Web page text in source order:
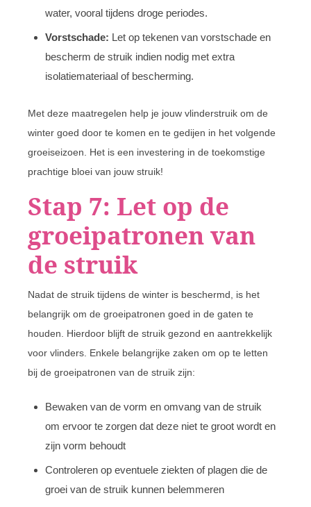
water, vooral tijdens droge periodes.
Vorstschade: Let op tekenen van vorstschade en
bescherm de struik indien nodig met extra
isolatiemateriaal of bescherming.
Met deze maatregelen help je jouw vlinderstruik om de
winter goed door te komen en te gedijen in het volgende
groeiseizoen. Het is een investering in de toekomstige
prachtige bloei van jouw struik!
Stap 7: Let op de
groeipatronen van
de struik
Nadat de struik tijdens de winter is beschermd, is het
belangrijk om de groeipatronen goed in de gaten te
houden. Hierdoor blijft de struik gezond en aantrekkelijk
voor vlinders. Enkele belangrijke zaken om op te letten
bij de groeipatronen van de struik zijn:
Bewaken van de vorm en omvang van de struik
om ervoor te zorgen dat deze niet te groot wordt en
zijn vorm behoudt
Controleren op eventuele ziekten of plagen die de
groei van de struik kunnen belemmeren